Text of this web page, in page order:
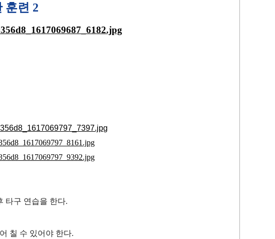
훈련 2
타구 연습을 한다.
칠 수 있어야 한다.